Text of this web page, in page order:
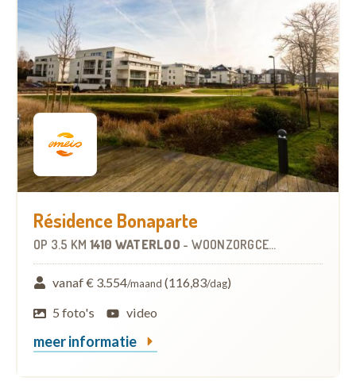
Résidence Bonaparte
OP 3.5 KM 1410 WATERLOO - WOONZORGCENTRUM (WZC)
vanaf € 3.554/maand (116,83/dag)
5 foto's
video
meer informatie